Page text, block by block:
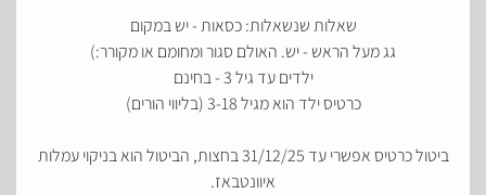
שאלות שנשאלות: כסאות - יש במקום
גג מעל הראש - יש. האולם סגור ומחומם או מקורר:)
ילדים עד גיל 3 - בחינם
כרטיס ילד הוא מגיל 3-18 (בליווי הורים)
ביטול כרטיס אפשרי עד 31/12/25 בחצות, הביטול הוא בניקוי עמלות
איוונטבאז.